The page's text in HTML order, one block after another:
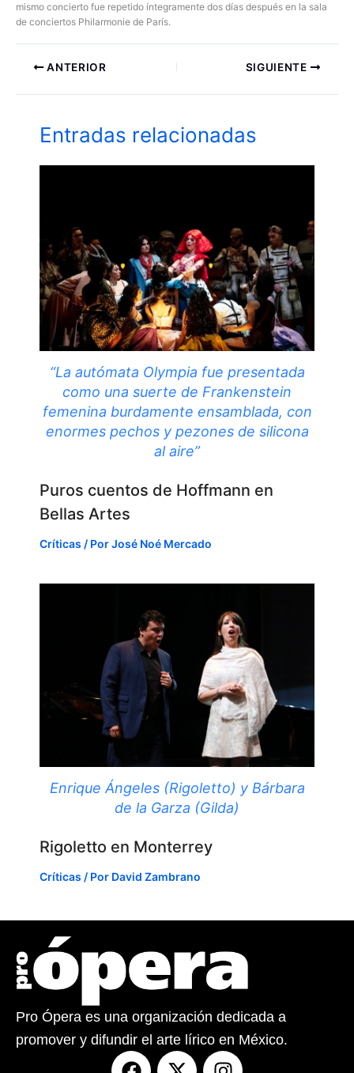
mismo concierto fue repetido íntegramente dos días después en la sala
de conciertos Philarmonie de París.
ANTERIOR SIGUIENTE
Entradas relacionadas
“La autómata Olympia fue presentada
como una suerte de Frankenstein
femenina burdamente ensamblada, con
enormes pechos y pezones de silicona
al aire”
Puros cuentos de Hoffmann en
Bellas Artes
Críticas / PorJosé Noé Mercado
Enrique Ángeles (Rigoletto) y Bárbara
de la Garza (Gilda)
Rigoletto en Monterrey
Críticas / Por David Zambrano
Pro Ópera es una organización dedicada a
promover y difundir el arte lírico en México.
F
X
I